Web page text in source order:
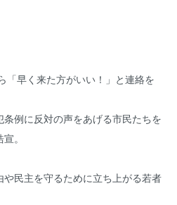
「早く来た方がいい！」と連絡を
例に反対の声をあげる市民たちを
。
民主を守るために立ち上がる若者